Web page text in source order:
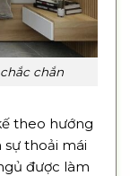
chắn
theo hướng
thoải mái
được làm